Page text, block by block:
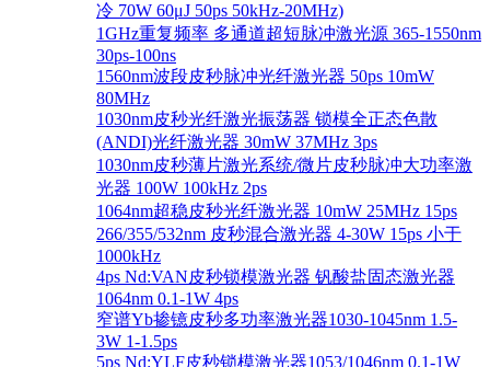
冷 70W 60μJ 50ps 50kHz-20MHz)
1GHz重复频率 多通道超短脉冲激光源 365-1550nm
30ps-100ns
1560nm波段皮秒脉冲光纤激光器 50ps 10mW
80MHz
1030nm皮秒光纤激光振荡器 锁模全正态色散
(ANDI)光纤激光器 30mW 37MHz 3ps
1030nm皮秒薄片激光系统/微片皮秒脉冲大功率激
光器 100W 100kHz 2ps
1064nm超稳皮秒光纤激光器 10mW 25MHz 15ps
266/355/532nm 皮秒混合激光器 4-30W 15ps 小于
1000kHz
4ps Nd:VAN皮秒锁模激光器 钒酸盐固态激光器
1064nm 0.1-1W 4ps
窄谱Yb掺镱皮秒多功率激光器1030-1045nm 1.5-
3W 1-1.5ps
5ps Nd:YLF皮秒锁模激光器1053/1046nm 0.1-1W